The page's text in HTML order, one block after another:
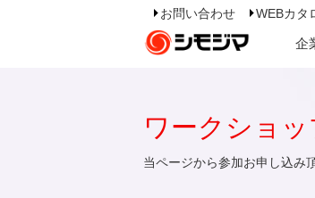
お問い合わせ WEBカタ
企
ワークショ
当ページから参加お申し込み